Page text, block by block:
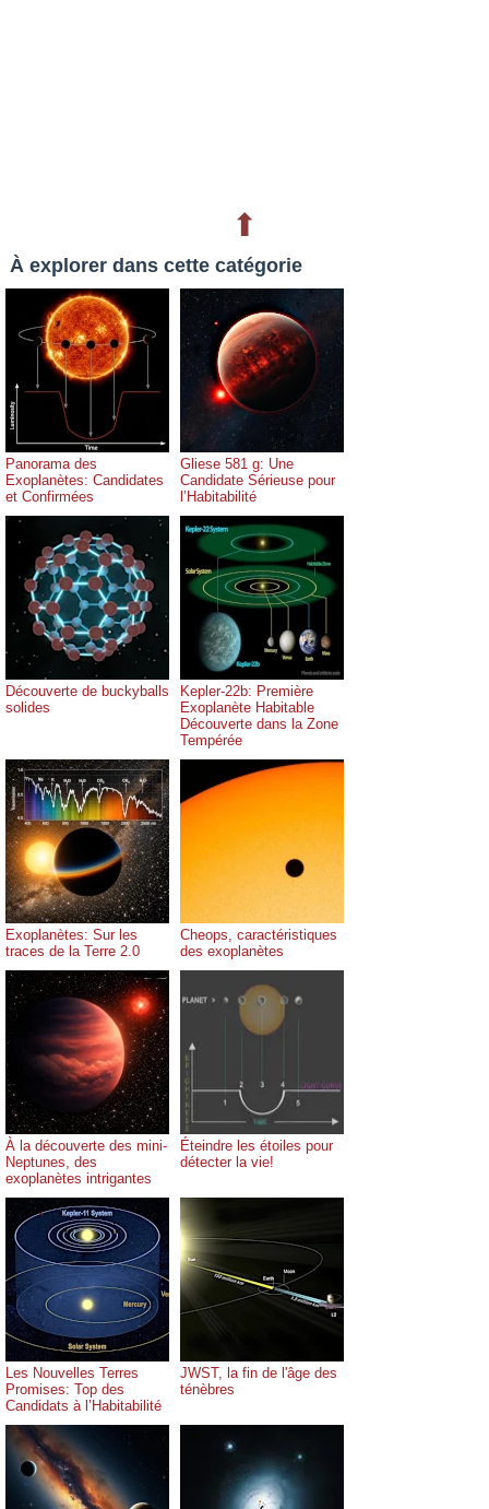
⬆
À explorer dans cette catégorie
Panorama des
Exoplanètes: Candidates
et Confirmées
Gliese 581 g: Une
Candidate Sérieuse pour
l’Habitabilité
Découverte de buckyballs
solides
Kepler-22b: Première
Exoplanète Habitable
Découverte dans la Zone
Tempérée
Exoplanètes: Sur les
traces de la Terre 2.0
Cheops, caractéristiques
des exoplanètes
À la découverte des mini-
Neptunes, des
exoplanètes intrigantes
Éteindre les étoiles pour
détecter la vie!
Les Nouvelles Terres
Promises: Top des
Candidats à l’Habitabilité
JWST, la fin de l'âge des
ténèbres